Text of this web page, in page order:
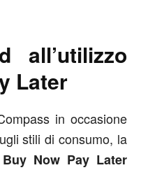
all’utilizzo
Later
in occasione
stili di consumo, la
Buy Now Pay Later